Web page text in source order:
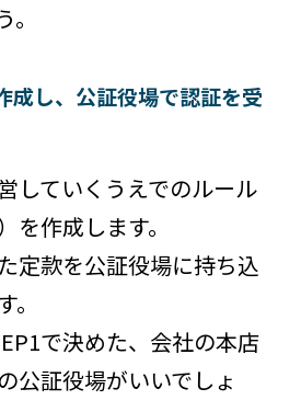
成し、公証役場で認証を受
していくうえでのルール
を作成します。
定款を公証役場に持ち込
で決めた、会社の本店
公証役場がいいでしょ